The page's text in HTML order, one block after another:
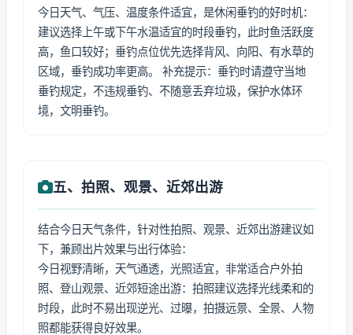
今日天气、气压、温度条件适宜，是休闲垂钓的好时机：
建议选择上午或下午水温适宜的时段垂钓，此时鱼活跃度
高，鱼口较好；垂钓点位优先选择背风、向阳、有水草的
区域，垂钓成功率更高。 补充提示：垂钓时请遵守当地
垂钓规定，不违规垂钓、不随意丢弃垃圾，保护水体环
境，文明垂钓。
五、拍照、观景、近郊出游
结合今日天气条件，针对性拍照、观景、近郊出游建议如
下，兼顾出片效果与出行体验：
今日视野清晰，天气通透，光照适宜，非常适合户外拍
照、登山观景、近郊短途出游：拍照建议选择光线柔和的
时段，此时不易出现逆光、过曝，拍摄远景、全景、人物
照都能获得良好效果。